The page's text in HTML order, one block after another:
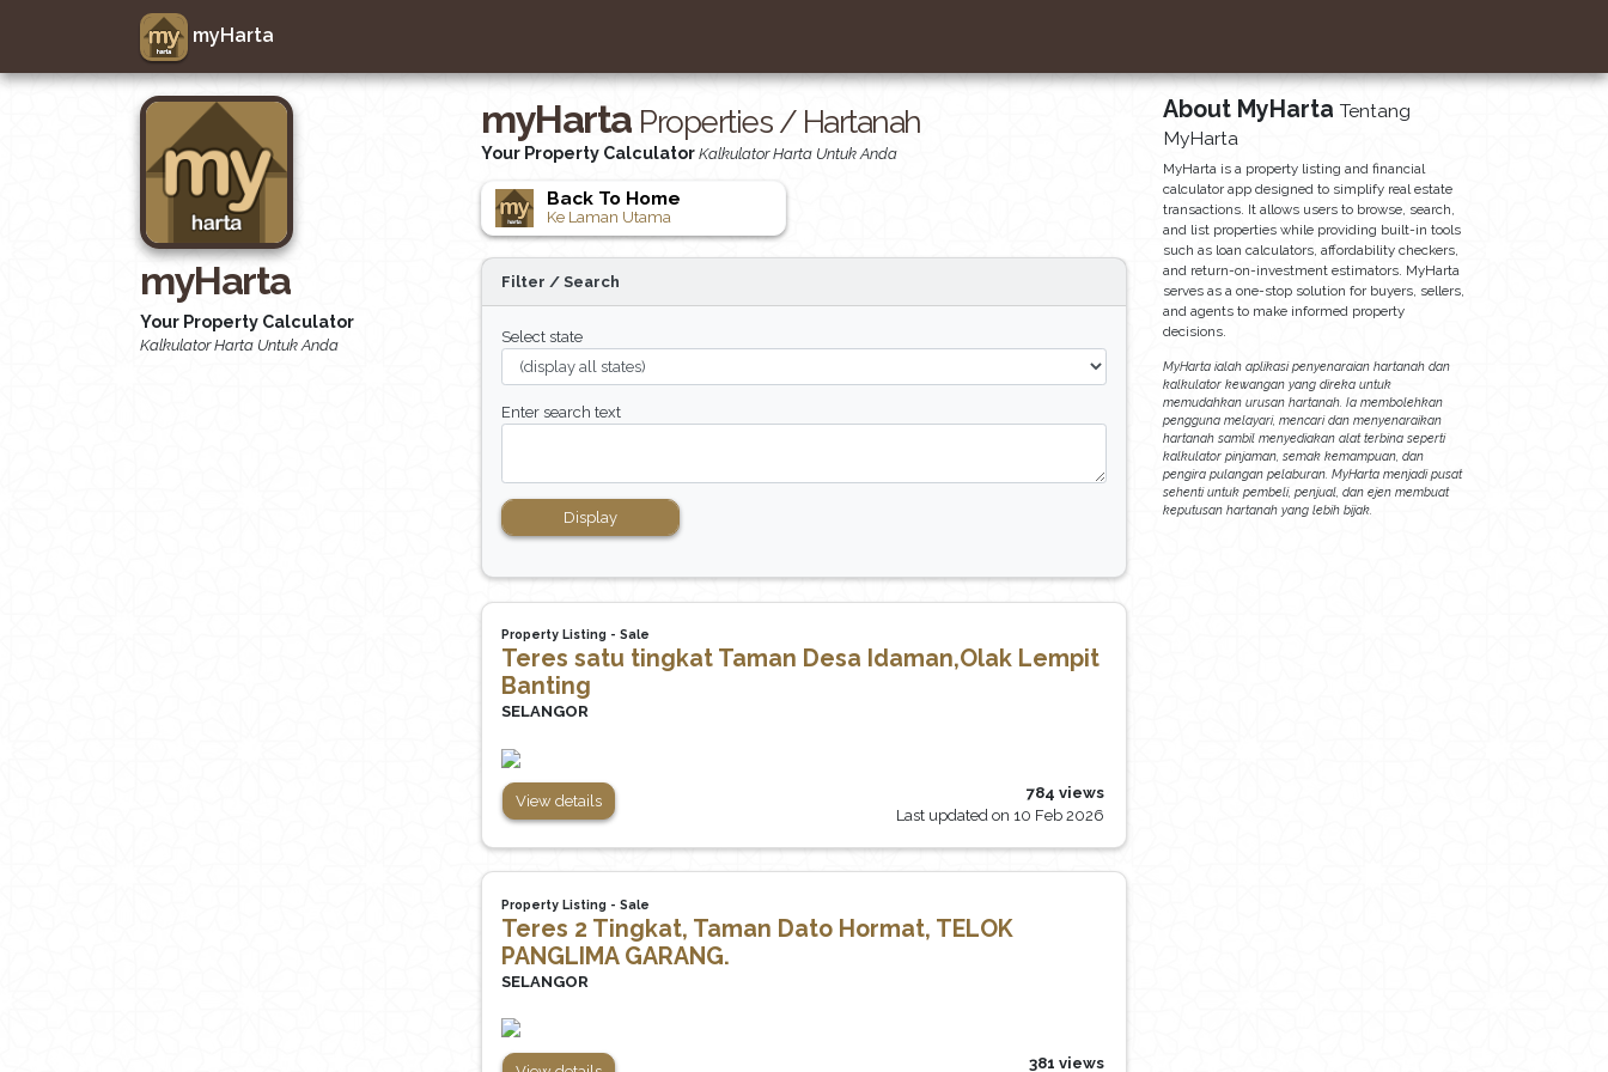
myHarta
myHarta
Your Property Calculator
Kalkulator Harta Untuk Anda
myHarta Properties / Hartanah
Your Property Calculator Kalkulator Harta Untuk Anda
Back To Home
Ke Laman Utama
Filter / Search
Select state
Enter search text
Display
Property Listing - Sale
Teres satu tingkat Taman Desa Idaman,Olak Lempit
Banting
SELANGOR
View details
784 views
Last updated on 10 Feb 2026
Property Listing - Sale
Teres 2 Tingkat, Taman Dato Hormat, TELOK
PANGLIMA GARANG.
SELANGOR
381 views
About MyHarta Tentang
MyHarta
MyHarta is a property listing and financial
calculator app designed to simplify real estate
transactions. It allows users to browse, search,
and list properties while providing built-in tools
such as loan calculators, affordability checkers,
and return-on-investment estimators. MyHarta
serves as a one-stop solution for buyers, sellers,
and agents to make informed property
decisions.
MyHarta ialah aplikasi penyenaraian hartanah dan
kalkulator kewangan yang direka untuk
memudahkan urusan hartanah. Ia membolehkan
pengguna melayari, mencari dan menyenaraikan
hartanah sambil menyediakan alat terbina seperti
kalkulator pinjaman, semak kemampuan, dan
pengira pulangan pelaburan. MyHarta menjadi pusat
sehenti untuk pembeli, penjual, dan ejen membuat
keputusan hartanah yang lebih bijak.